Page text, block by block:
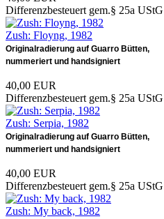
Differenzbesteuert gem.§ 25a
Zush: Floyng, 1982
Originalradierung auf Guarro Bütten,
nummeriert und handsigniert
40,00 EUR
Differenzbesteuert gem.§ 25a
Zush: Serpia, 1982
Originalradierung auf Guarro Bütten,
nummeriert und handsigniert
40,00 EUR
Differenzbesteuert gem.§ 25a
Zush: My back, 1982